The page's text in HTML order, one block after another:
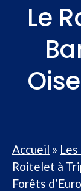
Le
Accueil »
Roitelet à
Forêts